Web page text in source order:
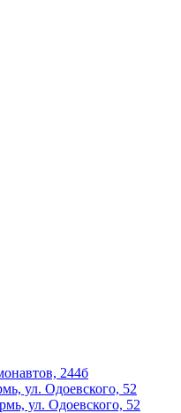
244б
ул. Одоевского, 52
ул. Одоевского, 52